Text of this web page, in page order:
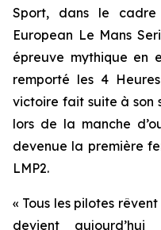
Sport, dans le
European Le Mans
épreuve mythique en
remporté les 4
victoire fait suite à son
lors de la manche
devenue la première
LMP2.
« Tous les pilotes
devient